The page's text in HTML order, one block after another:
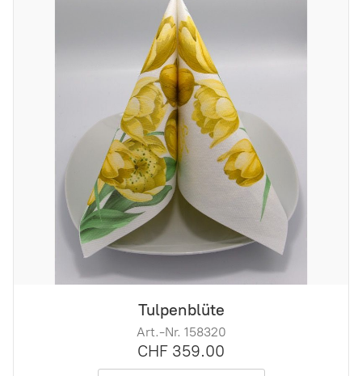
Tulpenblüte
Art.-Nr. 158320
CHF 359.00